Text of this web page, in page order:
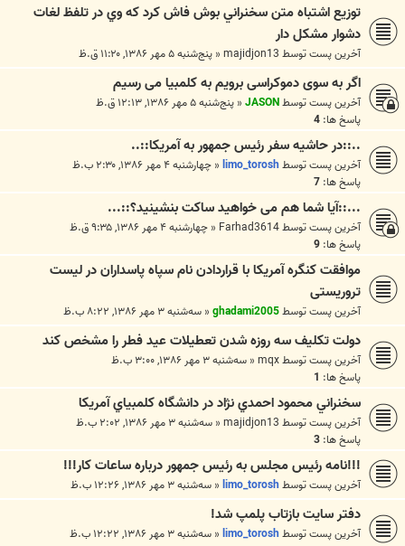
توزيع اشتباه متن سخنراني بوش فاش كرد كه وي در تلفظ لغات
دشوار مشكل دار
آخرین پست توسطmajidjon13
« پنج‌شنبه ۵ مهر ۱۳۸۶, ۱۱:۲۰ ق.ظ
اگر به سوی دموکراسی برویم به کلمبیا می رسیم
آخرین پست توسطJASON
« پنج‌شنبه ۵ مهر ۱۳۸۶, ۱۲:۱۳ ق.ظ
پاسخ ها: 4
..::در حاشيه سفر رئيس جمهور به آمريکا::..
آخرین پست توسطlimo_torosh
« چهارشنبه ۴ مهر ۱۳۸۶, ۲:۳۰ ب.ظ
پاسخ ها: 7
...::آیا شما هم می خواهید ساکت بنشینید؟::...
آخرین پست توسطFarhad3614
« چهارشنبه ۴ مهر ۱۳۸۶, ۹:۳۵ ق.ظ
پاسخ ها: 9
موافقت کنگره آمریکا با قراردادن نام سپاه پاسداران در لیست
تروریستی
آخرین پست توسطghadami2005
« سه‌شنبه ۳ مهر ۱۳۸۶, ۸:۲۲ ب.ظ
دولت تکلیف سه روزه شدن تعطیلات عید فطر را مشخص کند
آخرین پست توسطmqx
« سه‌شنبه ۳ مهر ۱۳۸۶, ۳:۰۰ ب.ظ
پاسخ ها: 1
سخنراني محمود احمدي نژاد در دانشگاه كلمبياي آمريكا
آخرین پست توسطmajidjon13
« سه‌شنبه ۳ مهر ۱۳۸۶, ۲:۰۲ ب.ظ
پاسخ ها: 3
!!!نامه رئيس مجلس به رئيس جمهور درباره ساعات کار!!!
آخرین پست توسطlimo_torosh
« سه‌شنبه ۳ مهر ۱۳۸۶, ۱۲:۲۶ ب.ظ
دفتر سايت بازتاب پلمپ شد!
آخرین پست توسطlimo_torosh
« سه‌شنبه ۳ مهر ۱۳۸۶, ۱۲:۲۲ ب.ظ